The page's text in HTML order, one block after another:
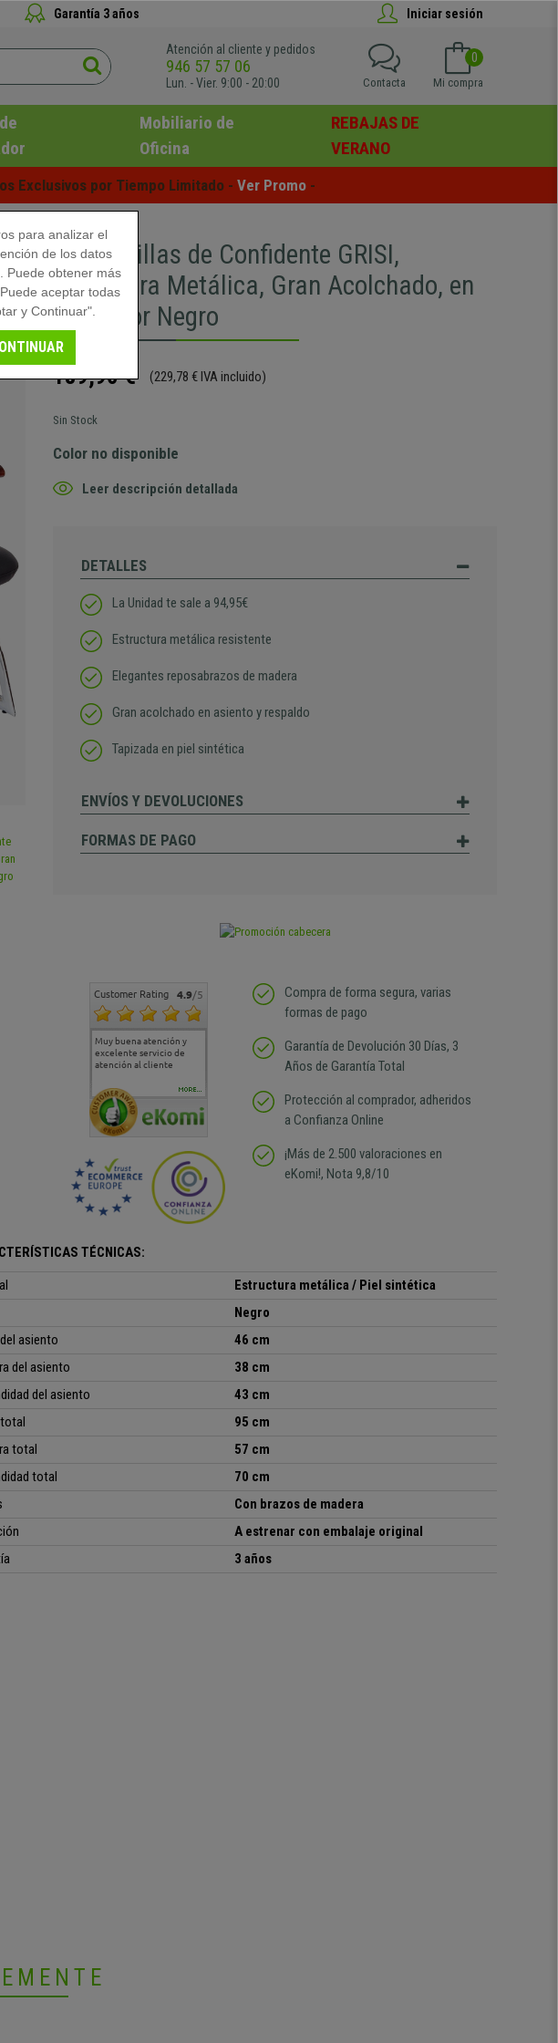
Garantía 3 años Iniciar sesión
Atención al cliente y pedidos
946 57 57 06
Lun. - Vier. 9:00 - 20:00
0
Mi compra
Contacta
Mobiliario de
Oficina
REBAJAS DE
VERANO
Exclusivos por Tiempo Limitado - Ver Promo -
Lote 2 Sillas de Confidente GRISI,
Estructura Metálica, Gran Acolchado, en
Piel color Negro
189,90 € (229,78 € IVA incluido)
Sin Stock
Color no disponible
Leer descripción detallada
DETALLES
La Unidad te sale a 94,95€
Estructura metálica resistente
Elegantes reposabrazos de madera
Gran acolchado en asiento y respaldo
Tapizada en piel sintética
ENVÍOS Y DEVOLUCIONES
FORMAS DE PAGO
Customer Rating 4.9/5
Muy buena atención y
excelente servicio de
atención al cliente
Muy buena atención de
cara al asesoramiento
comercial y el envío ha
Si estoy contento
Excelente relacion
calidad precio Plazo de
MORE...
Compra de forma segura, varias
formas de pago
Garantía de Devolución 30 Días, 3
Años de Garantía Total
Protección al comprador, adheridos
a Confianza Online
¡Más de 2.500 valoraciones en
eKomi!, Nota 9,8/10
TÉCNICAS:
Estructura metálica / Piel sintética
Negro
asiento
46 cm
del asiento
38 cm
del asiento
43 cm
95 cm
total
57 cm
total
70 cm
Con brazos de madera
A estrenar con embalaje original
3 años
para analizar el
de los datos
Puede obtener más
. Puede aceptar todas
y Continuar".